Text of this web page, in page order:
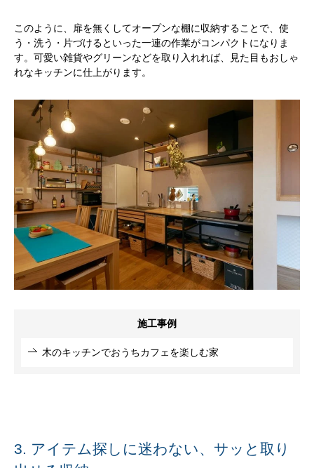
このように、扉を無くしてオープンな棚に収納することで、使
う・洗う・片づけるといった一連の作業がコンパクトになりま
す。可愛い雑貨やグリーンなどを取り入れれば、見た目もおしゃ
れなキッチンに仕上がります。
施工事例
木のキッチンでおうちカフェを楽しむ家
3. アイテム探しに迷わない、サッと取り